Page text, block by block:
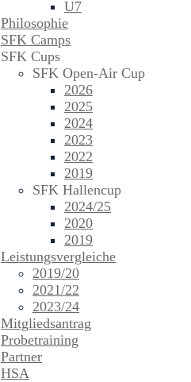
U7
Philosophie
SFK Camps
SFK Cups
SFK Open-Air Cup
2026
2025
2024
2023
2022
2019
SFK Hallencup
2024/25
2020
2019
Leistungsvergleiche
2019/20
2021/22
2023/24
Mitgliedsantrag
Probetraining
Partner
HSA